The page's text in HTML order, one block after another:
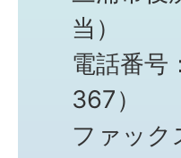
当）
電話番
367）
ファッ